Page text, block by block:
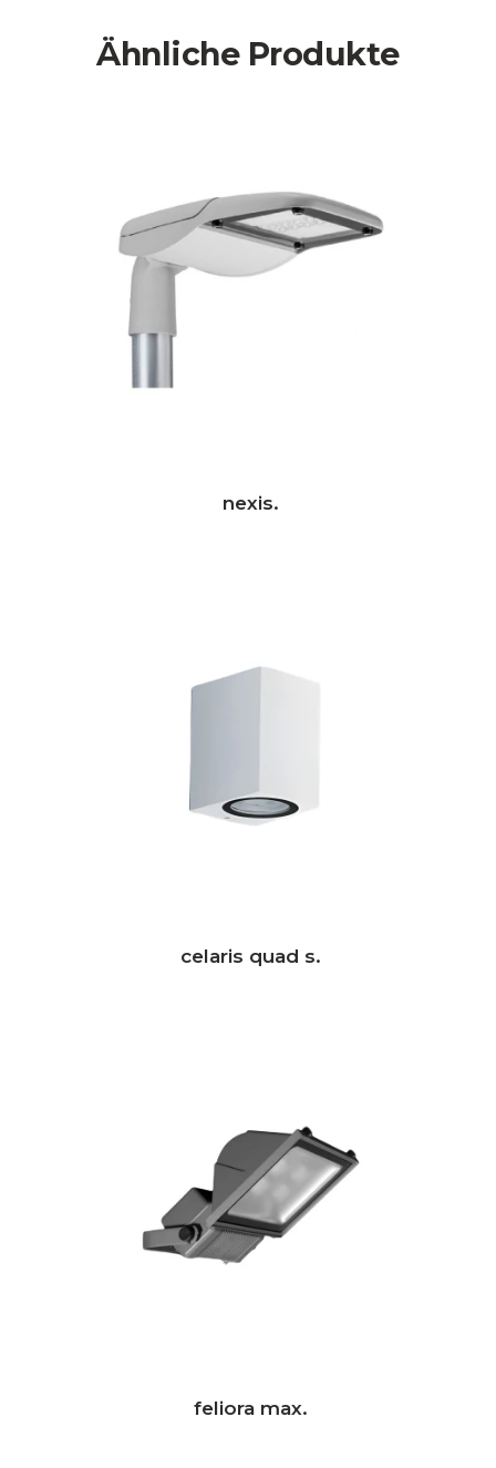
Ähnliche Produkte
nexis.
celaris quad s.
feliora max.